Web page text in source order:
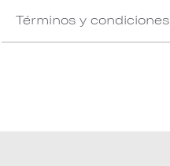
Términos y condiciones